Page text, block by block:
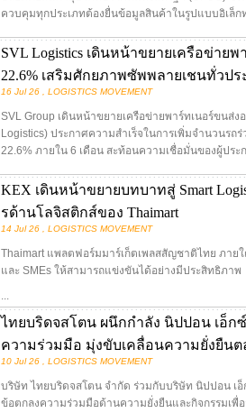
ควบคุมทุกประเภทต้องยื่นข้อมูลสินค้าในรูปแบบอิเล็ก
SVL Logistics เดินหน้าขยายเครือข่าย
22.6% เสริมศักยภาพซัพพลายเชนทั่วปร
16 Jul 26 , LOGISTICS MOVEMENT
SVL Group เดินหน้าขยายเครือข่ายพาร์ทเนอร์ขนส่ง
Logistics) ประกาศความสำเร็จในการเพิ่มจำนวนร
22.6% ภายใน 6 เดือน สะท้อนความเชื่อมั่นของผู้ประ
KEX เดินหน้าขยายบทบาทสู่ Smart
รด้านโลจิสติกส์ของ Thaimart
14 Jul 26 , LOGISTICS MOVEMENT
Thaimart แพลตฟอร์มมาร์เก็ตเพลสสัญชาติไทย ภาย
และ SMEs ให้สามารถแข่งขันได้อย่างมีประสิทธิภาพ
...
ไทยบริดจสโตน ผนึกกำลัง นิปปอน เอ็ก
ความร่วมมือ มุ่งขับเคลื่อนความยั่งยืน
10 Jul 26 , LOGISTICS MOVEMENT
บริษัท ไทยบริดจสโตน จำกัด ร่วมกับบริษัท นิปปอน เ
ข้อตกลงความร่วมมือด้านความยั่งยืนและกิจกรรมเพื่